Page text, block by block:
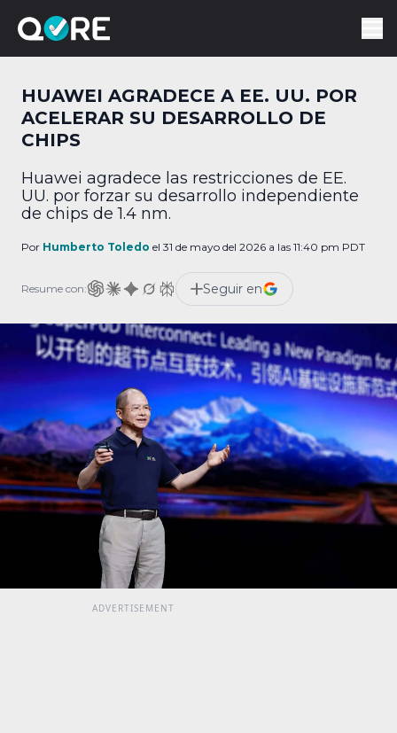
HUAWEI AGRADECE A EE. UU. POR
ACELERAR SU DESARROLLO DE
CHIPS
Huawei agradece las restricciones de EE.
UU. por forzar su desarrollo independiente
de chips de 1.4 nm.
Por Humberto Toledo el 31 de mayo del 2026 a las 11:40 pm PDT
Resume con: Seguir en